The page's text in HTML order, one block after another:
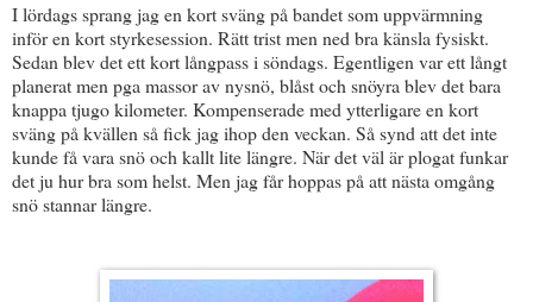
I lördags sprang jag en kort sväng på bandet som uppvärmning
inför en kort styrkesession. Rätt trist men ned bra känsla fysiskt.
Sedan blev det ett kort långpass i söndags. Egentligen var ett långt
planerat men pga massor av nysnö, blåst och snöyra blev det bara
knappa tjugo kilometer. Kompenserade med ytterligare en kort
sväng på kvällen så fick jag ihop den veckan. Så synd att det inte
kunde få vara snö och kallt lite längre. När det väl är plogat funkar
det ju hur bra som helst. Men jag får hoppas på att nästa omgång
snö stannar längre.